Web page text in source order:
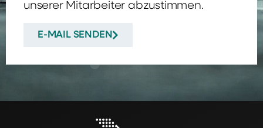
unserer Mitarbeiter abzustimmen.
E-MAIL SENDEN